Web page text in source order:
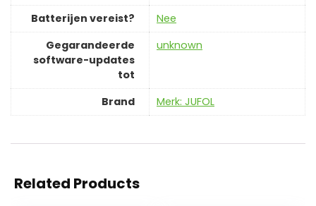
Batterijen vereist?
‎Nee
Gegarandeerde
software-updates
tot
‎unknown
Brand Merk: JUFOL
Related Products